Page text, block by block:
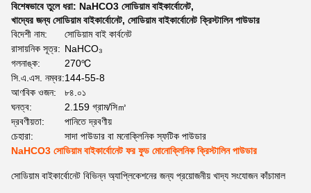
বিশেষভাবে তুলে ধরা: NaHCO3 সোডিয়াম বাইকার্বোনেট,
খাদ্যের জন্য সোডিয়াম বাইকার্বোনেট, সোডিয়াম বাইকার্বোনেট ক্রিস্টালিন পাউডার
বিদেশী নাম:
সোডিয়াম বাই কার্বনেট
রাসায়নিক সূত্র: NaHCO₃
গলনাঙ্ক:
270℃
সি.এ.এস. নম্বর:144-55-8
আণবিক ওজন:
৮৪.০১
ঘনত্ব:
2.159 গ্রাম/সি㎥
দ্রবণীয়তা:
পানিতে দ্রবণীয়
চেহারা:
সাদা পাউডার বা মনোক্লিনিক স্ফটিক পাউডার
NaHCO3 সোডিয়াম বাইকার্বোনেট ফর ফুড মোনোক্লিনিক ক্রিস্টালিন পাউডার
সোডিয়াম বাইকার্বোনেট বিভিন্ন অ্যাপ্লিকেশনের জন্য প্রয়োজনীয় খাদ্য সংযোজন কাঁচামাল